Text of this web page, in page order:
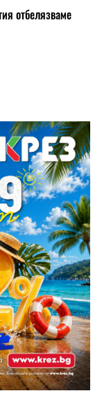
отбелязваме